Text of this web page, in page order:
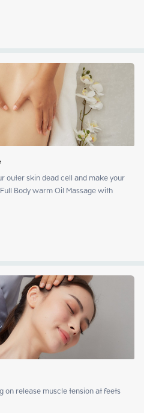
outer skin dead cell and make your
Body warm Oil Massage with
on release muscle tension at feets